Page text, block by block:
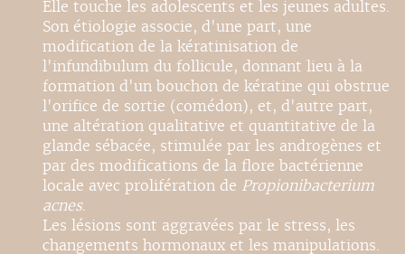
Elle touche les adolescents et les jeunes adultes.
Son étiologie associe, d'une part, une
modification de la kératinisation de
l'infundibulum du follicule, donnant lieu à la
formation d'un bouchon de kératine qui obstrue
l'orifice de sortie (comédon), et, d'autre part,
une altération qualitative et quantitative de la
glande sébacée, stimulée par les androgènes et
par des modifications de la flore bactérienne
locale avec prolifération de Propionibacterium
acnes.
Les lésions sont aggravées par le stress, les
changements hormonaux et les manipulations.